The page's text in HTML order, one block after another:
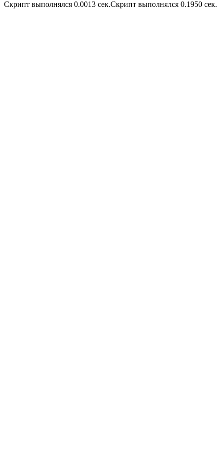
Скрипт выполнялся 0.0013 сек.Скрипт выполнялся 0.1950 сек.